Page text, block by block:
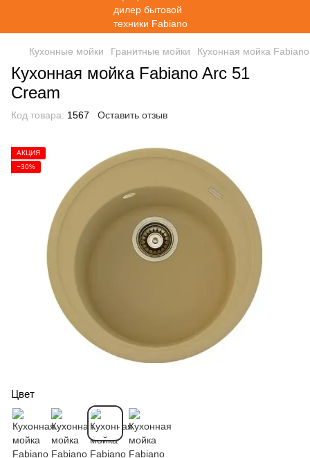
Кухонные мойки Гранитные мойки Кухонная мойка
Кухонная мойка Fabiano Arc 51
Cream
Код товара: 1567 Оставить отзыв
АКЦИЯ
−30%
Цвет